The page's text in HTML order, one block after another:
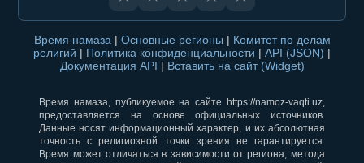
Время намаза | Основные регионы | Комитет по делам
религий | Политика конфиденциальности | API (JSON) |
Документация API | Вставить на сайт (Widget)
Время намаза, публикуемое на сайте https://namoz-vaqti.uz,
предоставляется на основе официальных источников.
Данные носят информационный характер, и их абсолютная
точность с религиозной точки зрения не гарантируется.
Время может отличаться в зависимости от региона, метода